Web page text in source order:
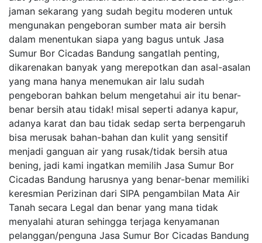
jaman sekarang yang sudah begitu moderen untuk
mengunakan pengeboran sumber mata air bersih
dalam menentukan siapa yang bagus untuk Jasa
Sumur Bor Cicadas Bandung sangatlah penting,
dikarenakan banyak yang merepotkan dan asal-asalan
yang mana hanya menemukan air lalu sudah
pengeboran bahkan belum mengetahui air itu benar-
benar bersih atau tidak! misal seperti adanya kapur,
adanya karat dan bau tidak sedap serta berpengaruh
bisa merusak bahan-bahan dan kulit yang sensitif
menjadi ganguan air yang rusak/tidak bersih atua
bening, jadi kami ingatkan memilih Jasa Sumur Bor
Cicadas Bandung harusnya yang benar-benar memiliki
keresmian Perizinan dari SIPA pengambilan Mata Air
Tanah secara Legal dan benar yang mana tidak
menyalahi aturan sehingga terjaga kenyamanan
pelanggan/penguna Jasa Sumur Bor Cicadas Bandung